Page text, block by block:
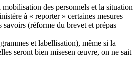
des personnels et la situation
à « reporter » certaines mesures
savoirs (réforme du brevet et prépas
et labellisation), même si la
seront bien misesen œuvre, on ne sait